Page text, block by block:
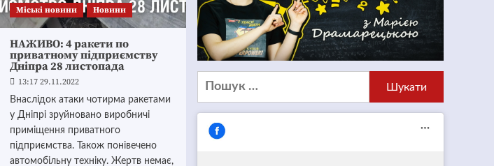
Mіські новини Новини
НАЖИВО: 4 ракети по
приватному підприємству
Дніпра 28 листопада
13:17 29.11.2022
Внаслідок атаки чотирма ракетами
у Дніпрі зруйновано виробничі
приміщення приватного
підприємства. Також понівечено
автомобільну техніку. Жертв немає,
Пошук: